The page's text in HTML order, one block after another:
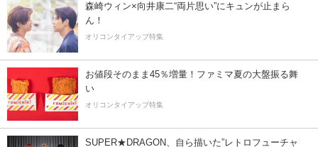
森崎ウィン×向井康二“両片思い”にキュンが止まら
ん！
オリコンタイアップ特集
お値段そのまま45％増量！ファミマ夏の大盤振る舞
い
オリコンタイアップ特集
SUPER★DRAGON、自ら描いた”レトロフューチャ